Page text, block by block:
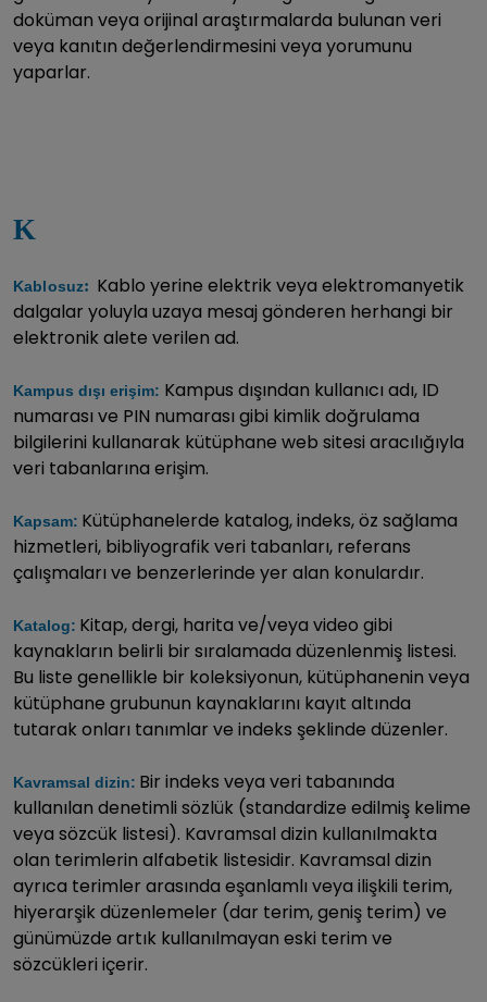
doküman veya orijinal araştırmalarda bulunan veri
veya kanıtın değerlendirmesini veya yorumunu
yaparlar.
K
Kablosuz: Kablo yerine elektrik veya elektromanyetik
dalgalar yoluyla uzaya mesaj gönderen herhangi bir
elektronik alete verilen ad.
Kampus dışı erişim: Kampus dışından kullanıcı adı, ID
numarası ve PIN numarası gibi kimlik doğrulama
bilgilerini kullanarak kütüphane web sitesi aracılığıyla
veri tabanlarına erişim.
Kapsam: Kütüphanelerde katalog, indeks, öz sağlama
hizmetleri, bibliyografik veri tabanları, referans
çalışmaları ve benzerlerinde yer alan konulardır.
Katalog: Kitap, dergi, harita ve/veya video gibi
kaynakların belirli bir sıralamada düzenlenmiş listesi.
Bu liste genellikle bir koleksiyonun, kütüphanenin veya
kütüphane grubunun kaynaklarını kayıt altında
tutarak onları tanımlar ve indeks şeklinde düzenler.
Kavramsal dizin: Bir indeks veya veri tabanında
kullanılan denetimli sözlük (standardize edilmiş kelime
veya sözcük listesi). Kavramsal dizin kullanılmakta
olan terimlerin alfabetik listesidir. Kavramsal dizin
ayrıca terimler arasında eşanlamlı veya ilişkili terim,
hiyerarşik düzenlemeler (dar terim, geniş terim) ve
günümüzde artık kullanılmayan eski terim ve
sözcükleri içerir.